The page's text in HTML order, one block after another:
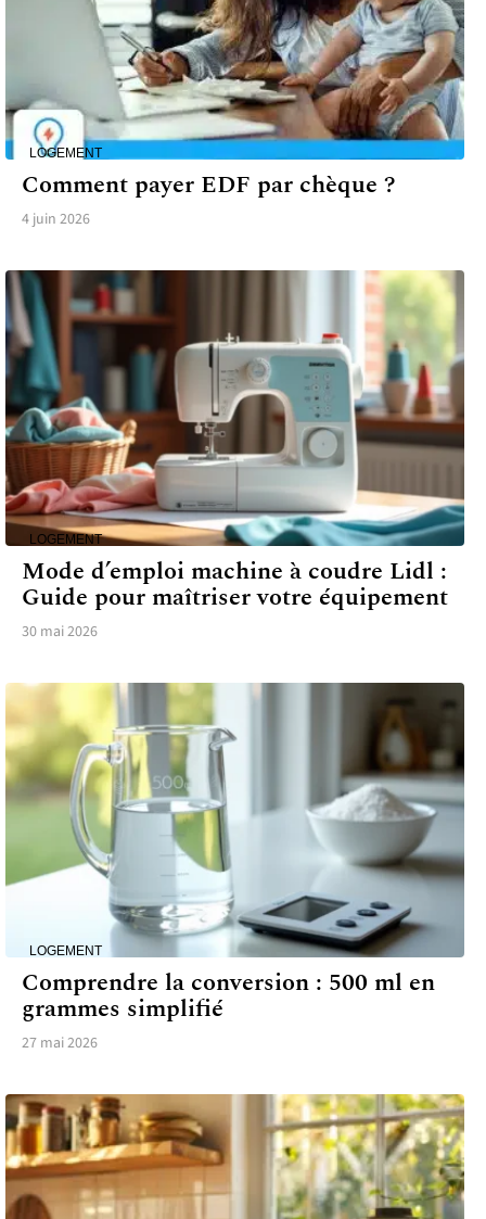
LOGEMENT
Comment payer EDF par chèque ?
4 juin 2026
LOGEMENT
Mode d’emploi machine à coudre Lidl :
Guide pour maîtriser votre équipement
30 mai 2026
LOGEMENT
Comprendre la conversion : 500 ml en
grammes simplifié
27 mai 2026